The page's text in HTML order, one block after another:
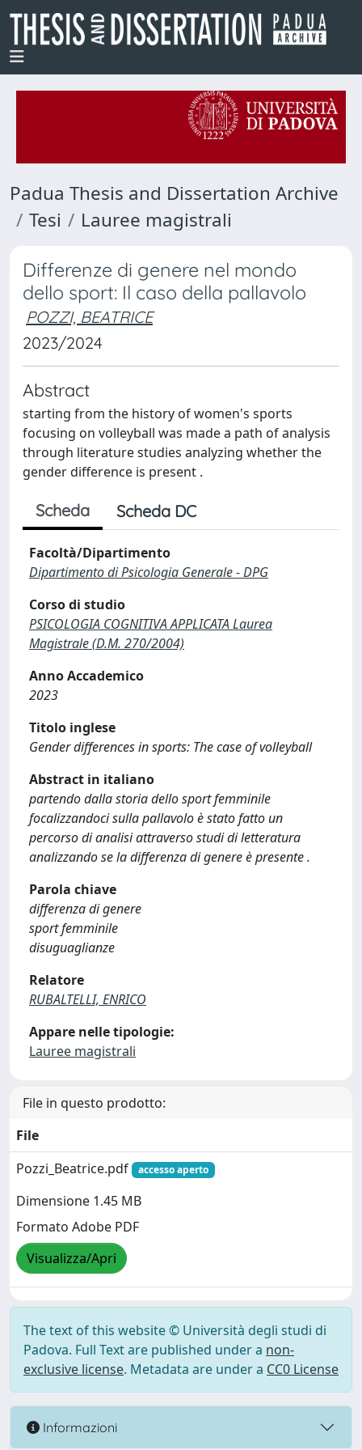
Padua Thesis and Dissertation Archive
Tesi
Lauree magistrali
Differenze di genere nel mondo
dello sport: Il caso della pallavolo
POZZI, BEATRICE
2023/2024
Abstract
starting from the history of women's sports
focusing on volleyball was made a path of analysis
through literature studies analyzing whether the
gender difference is present .
Scheda Scheda DC
Facoltà/Dipartimento
Dipartimento di Psicologia Generale - DPG
Corso di studio
PSICOLOGIA COGNITIVA APPLICATA Laurea
Magistrale (D.M. 270/2004)
Anno Accademico
2023
Titolo inglese
Gender differences in sports: The case of volleyball
Abstract in italiano
partendo dalla storia dello sport femminile
focalizzandoci sulla pallavolo è stato fatto un
percorso di analisi attraverso studi di letteratura
analizzando se la differenza di genere è presente .
Parola chiave
differenza di genere
sport femminile
disuguaglianze
Relatore
RUBALTELLI, ENRICO
Appare nelle tipologie:
Lauree magistrali
File in questo prodotto:
File
Pozzi_Beatrice.pdf
accesso aperto
Dimensione 1.45 MB
Formato Adobe PDF
Visualizza/Apri
The text of this website © Università degli studi di
Padova. Full Text are published under a non-
exclusive license. Metadata are under a CC0 License
Informazioni